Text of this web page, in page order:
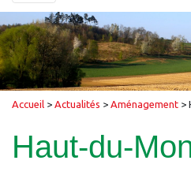
Accueil > Actualités > Aménagement >
Haut-du-